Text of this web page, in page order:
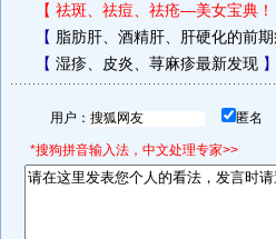
【 祛斑、祛痘、祛疮—美女宝典！
【 脂肪肝、酒精肝、肝硬化的前
【 湿疹、皮炎、荨麻疹最新发现】
用户： 匿名
*搜狗拼音输入法，中文处理专家>>